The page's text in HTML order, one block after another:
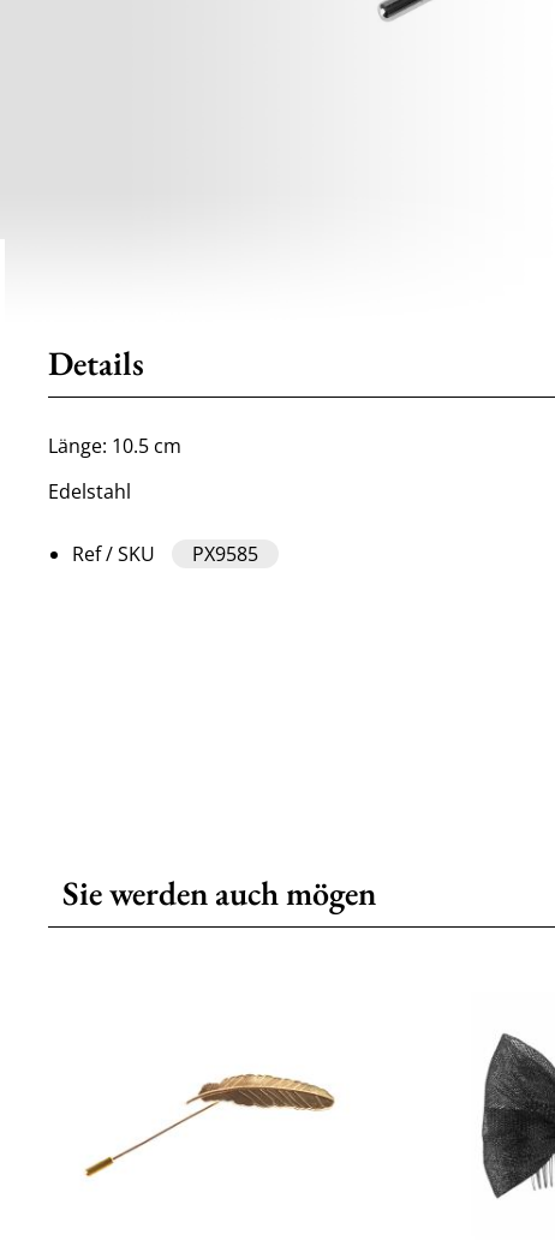
Details
Länge: 10.5 cm
Edelstahl
Ref / SKU PX9585
Sie werden auch mögen